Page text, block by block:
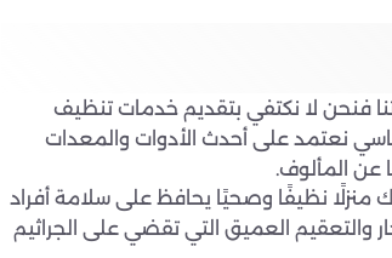
فنحن لا نكتفي بتقديم خدمات تنظيف
نعتمد على أحدث الأدوات والمعدات
عن المألوف.
منزلًا نظيفًا وصحيًا يحافظ على سلامة أفراد
والتعقيم العميق التي تقضي على الجراثيم